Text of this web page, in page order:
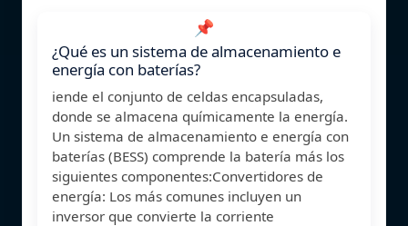
📌
¿Qué es un sistema de almacenamiento e
energía con baterías?
iende el conjunto de celdas encapsuladas,
donde se almacena químicamente la energía.
Un sistema de almacenamiento e energía con
baterías (BESS) comprende la batería más los
siguientes componentes:Convertidores de
energía: Los más comunes incluyen un
inversor que convierte la corriente